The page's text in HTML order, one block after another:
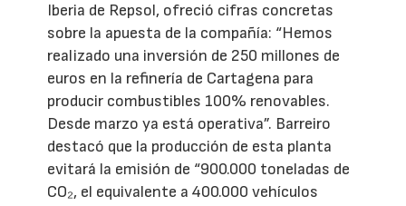
Iberia de Repsol, ofreció cifras concretas
sobre la apuesta de la compañía: “Hemos
realizado una inversión de 250 millones de
euros en la refinería de Cartagena para
producir combustibles 100% renovables.
Desde marzo ya está operativa”. Barreiro
destacó que la producción de esta planta
evitará la emisión de “900.000 toneladas de
CO₂, el equivalente a 400.000 vehículos